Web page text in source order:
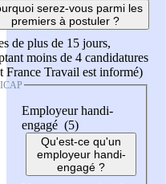
serez-vous parmi les
premiers à postuler ?
de plus de 15 jours,
moins de 4 candidatures
France Travail est informé)
Employeur handi-
engagé (5)
Qu'est-ce qu'un
employeur handi-
engagé ?